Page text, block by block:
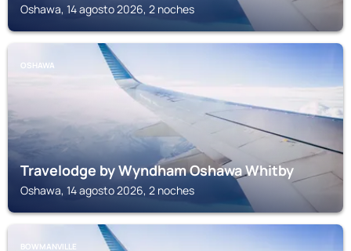
Oshawa, 14 agosto 2026, 2 noches
OSHAWA
Travelodge by Wyndham Oshawa Whitby
Oshawa, 14 agosto 2026, 2 noches
BOWMANVILLE